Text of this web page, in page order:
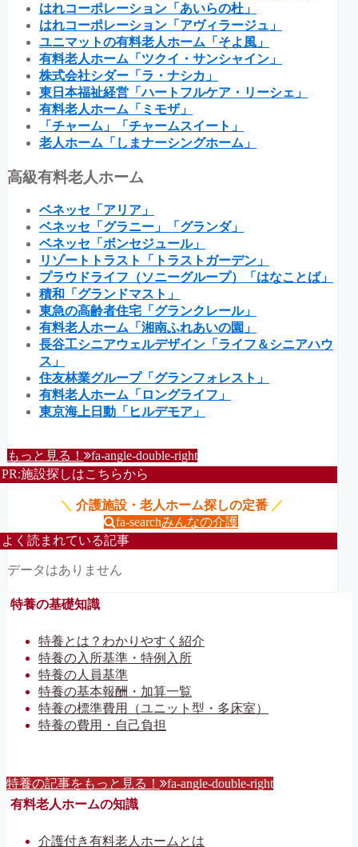
はれコーポレーション「あいらの杜」
はれコーポレーション「アヴィラージュ」
ユニマットの有料老人ホーム「そよ風」
有料老人ホーム「ツクイ・サンシャイン」
株式会社シダー「ラ・ナシカ」
東日本福祉経営「ハートフルケア・リーシェ」
有料老人ホーム「ミモザ」
「チャーム」「チャームスイート」
老人ホーム「しまナーシングホーム」
高級有料老人ホーム
ベネッセ「アリア」
ベネッセ「グラニー」「グランダ」
ベネッセ「ボンセジュール」
リゾートトラスト「トラストガーデン」
プラウドライフ（ソニーグループ）「はなことば」
積和「グランドマスト」
東急の高齢者住宅「グランクレール」
有料老人ホーム「湘南ふれあいの園」
長谷工シニアウェルデザイン「ライフ＆シニアハウ
ス」
住友林業グループ「グランフォレスト」
有料老人ホーム「ロングライフ」
東京海上日動「ヒルデモア」
もっと見る！ fa-angle-double-right
PR:施設探しはこちらから
＼ 介護施設・老人ホーム探しの定番 ／
fa-searchみんなの介護
よく読まれている記事
データはありません
特養の基礎知識
特養とは？わかりやすく紹介
特養の入所基準・特例入所
特養の人員基準
特養の基本報酬・加算一覧
特養の標準費用（ユニット型・多床室）
特養の費用・自己負担
特養の記事をもっと見る！ fa-angle-double-right
有料老人ホームの知識
介護付き有料老人ホームとは